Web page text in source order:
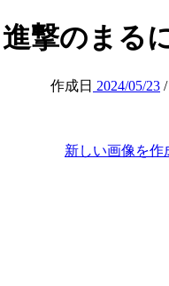
進撃のまる
作成日 2024/05/23
新しい画像を作